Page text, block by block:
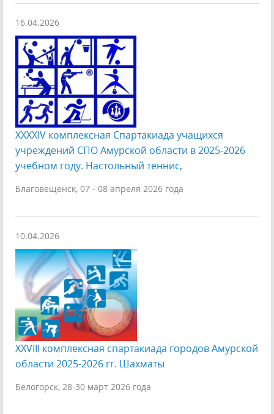
16.04.2026
XXXXIV комплексная Спартакиада учащихся
учреждений СПО Амурской области в 2025-2026
учебном году. Настольный теннис,
Благовещенск, 07 - 08 апреля 2026 года
10.04.2026
XXVIII комплексная спартакиада городов Амурской
области 2025-2026 гг. Шахматы
Белогорск, 28-30 март 2026 года